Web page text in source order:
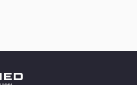
лікарю онлайн